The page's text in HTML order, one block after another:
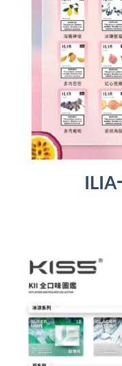
ILIA